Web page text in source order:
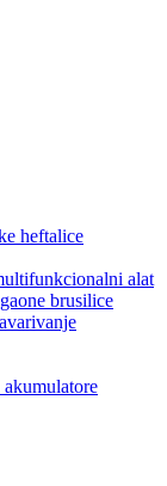
heftalice
alat
brusilice
akumulatore